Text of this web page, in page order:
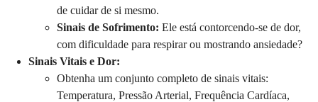
de cuidar de si mesmo.
Sinais de Sofrimento: Ele está contorcendo-se de dor,
com dificuldade para respirar ou mostrando ansiedade?
Sinais Vitais e Dor:
Obtenha um conjunto completo de sinais vitais:
Temperatura, Pressão Arterial, Frequência Cardíaca,